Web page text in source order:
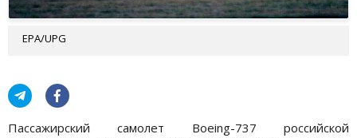
EPA/UPG
Пассажирский самолет Boeing-737 российской